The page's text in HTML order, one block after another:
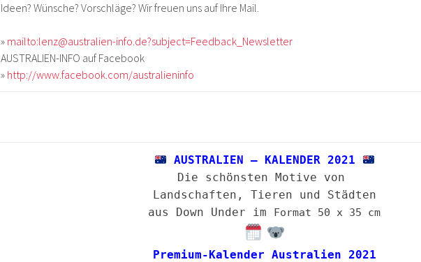
Ideen? Wünsche? Vorschläge? Wir freuen uns auf Ihre Mail.
» mailto:lenz@australien-info.de?subject=Feedback_Newsletter
AUSTRALIEN-INFO auf Facebook
» http://www.facebook.com/australieninfo
AUSTRALIEN – KALENDER 2021
Die schönsten Motive von
Landschaften, Tieren und Städten
aus Down Under im Format 50 x 35 cm
Premium-Kalender Australien 2021